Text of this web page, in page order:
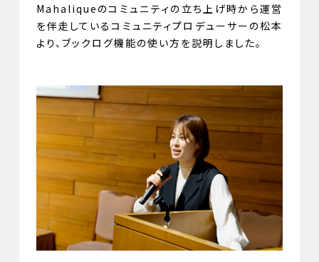
Mahaliqueのコミュニティの立ち上げ時から運営
を伴走しているコミュニティプロデューサーの松本
より、ブックログ機能の使い方を説明しました。